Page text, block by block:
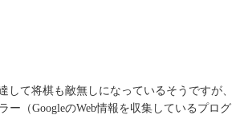
して将棋も敵無しになっているそうですが、
ー（GoogleのWeb情報を収集しているプログ